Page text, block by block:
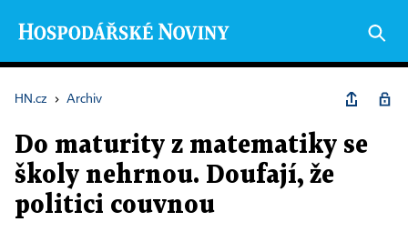
HN.cz › Archiv
Do maturity z matematiky se
školy nehrnou. Doufají, že
politici couvnou